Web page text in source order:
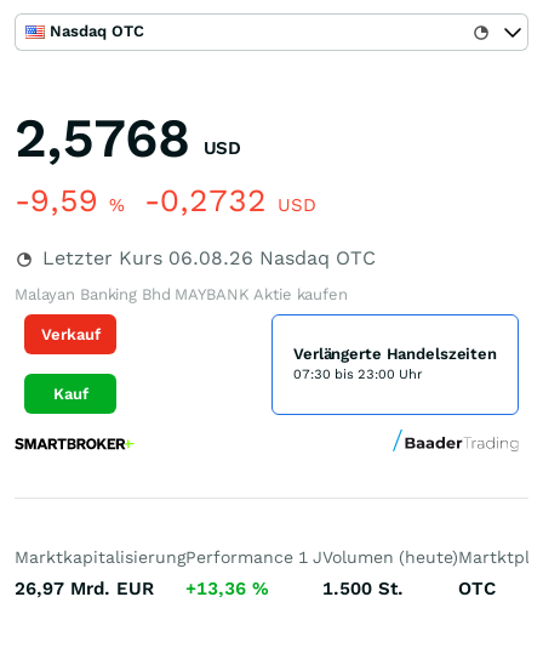
Nasdaq OTC
2,5768 USD
-9,59 % -0,2732 USD
Letzter Kurs 06.08.26 Nasdaq OTC
Malayan Banking Bhd MAYBANK Aktie kaufen
Verkauf
Kauf
Verlängerte Handelszeiten
07:30 bis 23:00 Uhr
Marktkapitalisierung
26,97 Mrd. EUR
Performance 1 J
+13,36 %
Volumen (heute)
1.500 St. OTC